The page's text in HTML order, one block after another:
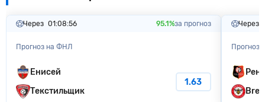
Через 01:08:55 95.1%за прогноз
Прогноз на ФНЛ
Енисей
Текстильщик
1.63
Через
Прогноз